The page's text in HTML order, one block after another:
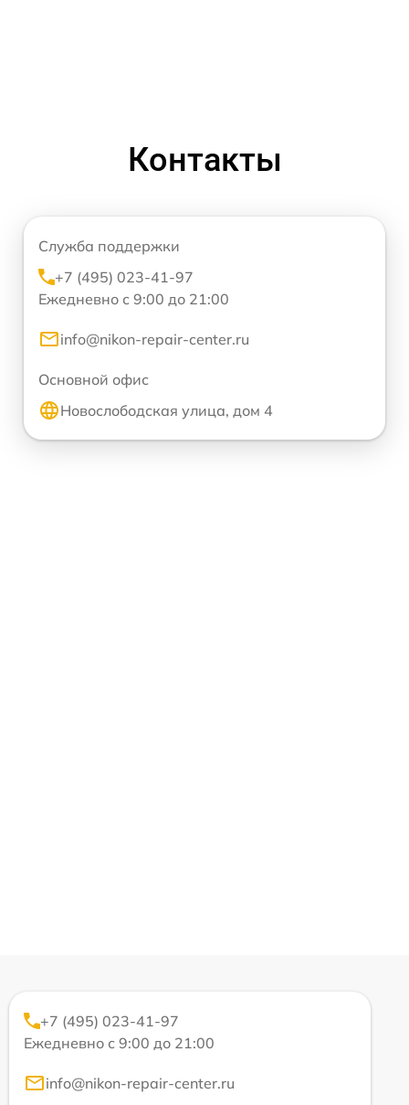
Контакты
Служба поддержки
+7 (495) 023-41-97
Ежедневно с 9:00 до 21:00
info@nikon-repair-center.ru
Основной офис
Новослободская улица, дом 4
+7 (495) 023-41-97
Ежедневно с 9:00 до 21:00
info@nikon-repair-center.ru